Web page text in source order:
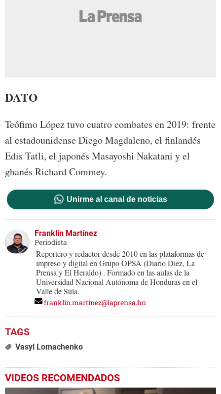
DATO
Teófimo López tuvo cuatro combates en 2019: frente
al estadounidense Diego Magdaleno, el finlandés
Edis Tatli, el japonés Masayoshi Nakatani y el
ghanés Richard Commey.
Unirme al canal de noticias
Franklin Martínez
Periodista
Reportero y redactor desde 2010 en las plataformas de
impreso y digital en Grupo OPSA (Diario Diez, La
Prensa y El Heraldo) . Formado en las aulas de la
Universidad Nacional Autónoma de Honduras en el
Valle de Sula.
franklin.martinez@laprensa.hn
Vasyl Lomachenko
VIDEOS RECOMENDADOS